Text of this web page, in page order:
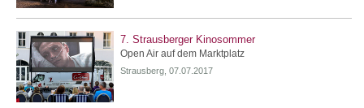
7. Strausberger Kinosommer
Open Air auf dem Marktplatz
Strausberg, 07.07.2017